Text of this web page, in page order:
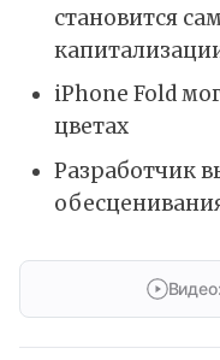
становится
iPhone Fold
цветах
Разработчик
Видео: